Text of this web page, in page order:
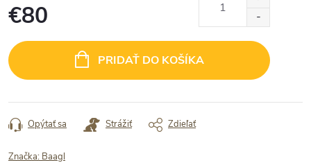
€80
cena:
PRIDAŤ DO KOŠÍKA
Opýtať sa Strážiť Zdieľať
Značka: Baagl